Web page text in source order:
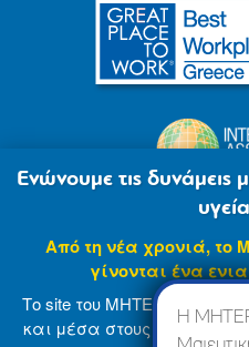
Η
Ενώνουμε τις δυνάμεις
Από τη νέα χρονιά, το
γίνονται ένα
Το site του ΜΗΤΕΡΑ
και μέσα στους επόμενους